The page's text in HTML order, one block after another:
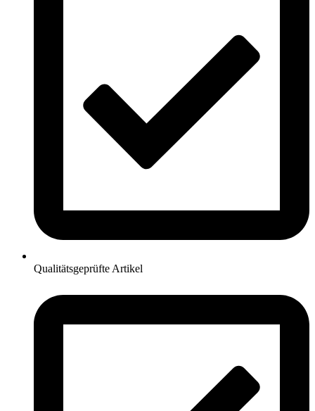
Qualitätsgeprüfte Artikel